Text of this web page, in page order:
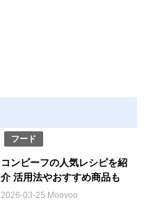
フード
コンビーフの人気レシピを紹
介 活用法やおすすめ商品も
2026-03-25 Moovoo